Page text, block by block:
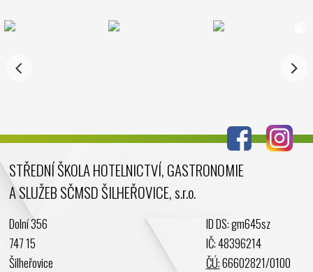
STŘEDNÍ ŠKOLA HOTELNICTVÍ, GASTRONOMIE
A SLUŽEB SČMSD ŠILHEŘOVICE, s.r.o.
Dolní 356
747 15
Šilheřovice
ID DS: gm645sz
IČ: 48396214
ČÚ:66602821/0100